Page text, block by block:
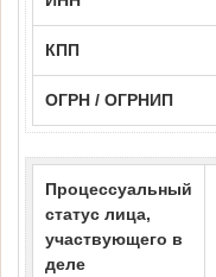
КПП
ОГРН / ОГРНИП
Процессуальный
статус лица,
участвующего в
деле